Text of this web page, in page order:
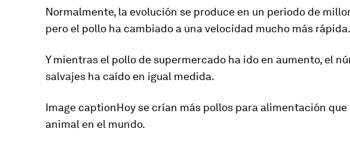
Normalmente, la evolución se produce en un periodo de
pero el pollo ha cambiado a una velocidad mucho más rápida.
Y mientras el pollo de supermercado ha ido en aumento, el
salvajes ha caído en igual medida.
Image captionHoy se crían más pollos para alimentación
animal en el mundo.